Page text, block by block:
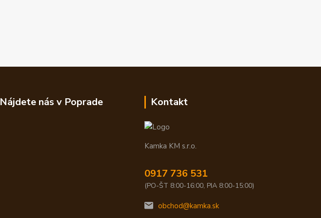
Nájdete nás v Poprade Kontakt
Kamka KM s.r.o.
0917 736 531
(PO-ŠT 8:00-16:00, PIA 8:00-15:00)
obchod@kamka.sk